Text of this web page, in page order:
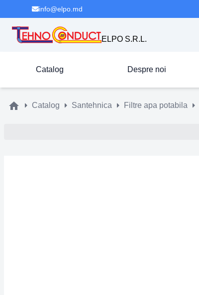
info@elpo.md
ELPO S.R.L.
Catalog Despre noi
Catalog Santehnica Filtre apa potabila